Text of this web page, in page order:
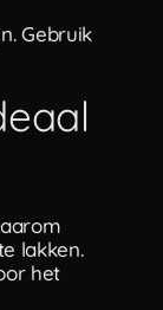
Gebruik
lakken.
het